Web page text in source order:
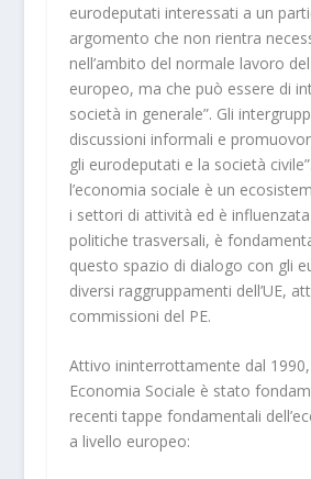
eurodeputati interessati a un
argomento che non rientra
nell’ambito del normale lavoro
europeo, ma che può essere di
società in generale”. Gli
discussioni informali e
gli eurodeputati e la società
l’economia sociale è un
i settori di attività ed è
politiche trasversali, è
questo spazio di dialogo con gli
diversi raggruppamenti dell’UE,
commissioni del PE.
Attivo ininterrottamente dal 1990,
Economia Sociale è stato
recenti tappe fondamentali
a livello europeo: